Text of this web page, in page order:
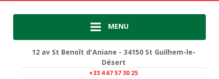
MENU
12 av St Benoît d'Aniane - 34150 St Guilhem-le-
Désert
+33 4 67 57 30 25